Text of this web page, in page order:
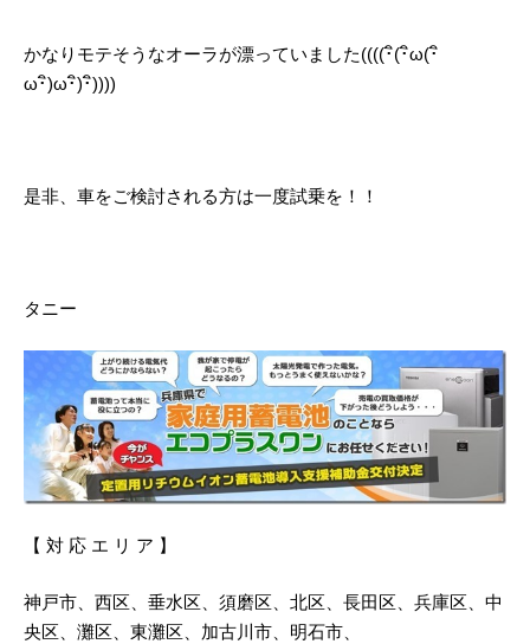
かなりモテそうなオーラが漂っていました((((･ิ(･ิω(･ิ
ω･ิ)ω･ิ)･ิ))))
是非、車をご検討される方は一度試乗を！！
タニー
【 対 応 エ リ ア 】
神戸市、西区、垂水区、須磨区、北区、長田区、兵庫区、中
央区、灘区、東灘区、加古川市、明石市、